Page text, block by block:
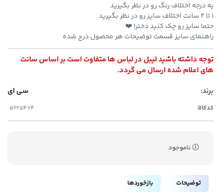
یه درجه اختلاف رنگ رو در نظر بگیرید
۱ تا ۲ سانت اختلاف سایز رو در نظر بگیرید
حتما سایز رو چک کنید دخترا ❤️
راهنمای سایز قسمت توضیحات هر محصول درج شده
توجه داشته باشید لیبل در لباس ها متفاوت است بر اساس سانت
های اعلام شده ارسال می گردد.
برند:
سی ای
کدکالا:
ناموجود
توضیحات بازخوردها